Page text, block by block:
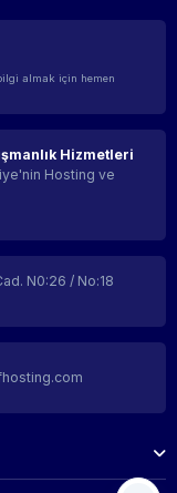
almak için hemen
Hizmetleri
Hosting ve
N0:26 / No:18